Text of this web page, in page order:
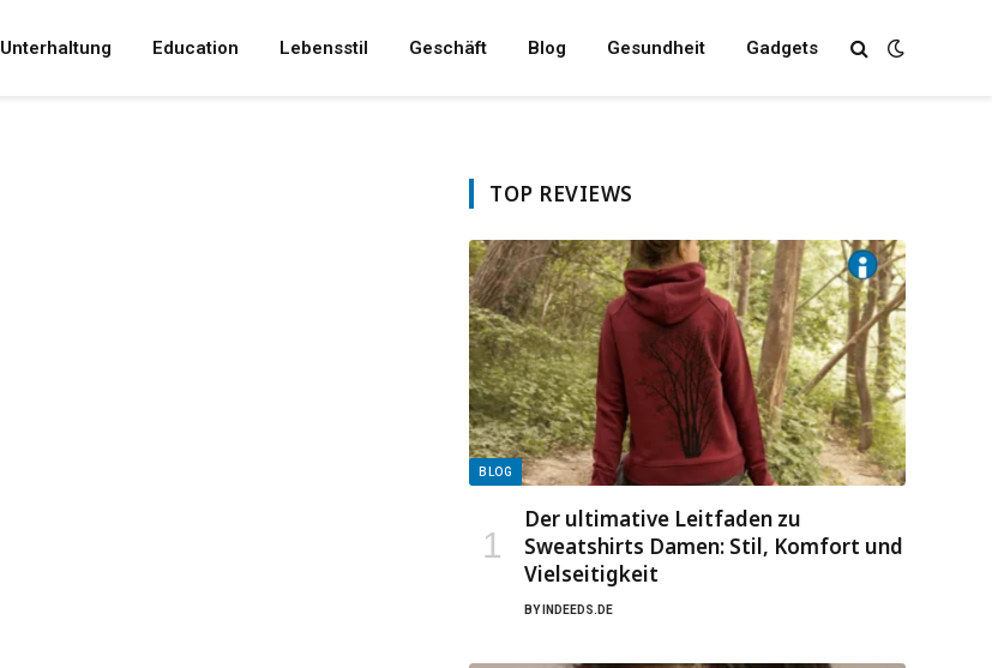
Unterhaltung Education Lebensstil Geschäft Blog Gesundheit Gadgets
TOP REVIEWS
BLOG
Der ultimative Leitfaden zu
Sweatshirts Damen: Stil, Komfort und
Vielseitigkeit
BY INDEEDS.DE